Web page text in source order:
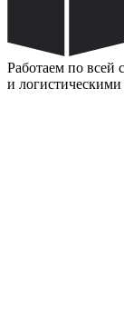
Работаем по всей
и